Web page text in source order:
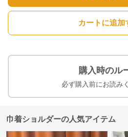
カートに追加
購入時のル
必ず購入前にお読み
巾着ショルダーの人気アイテム